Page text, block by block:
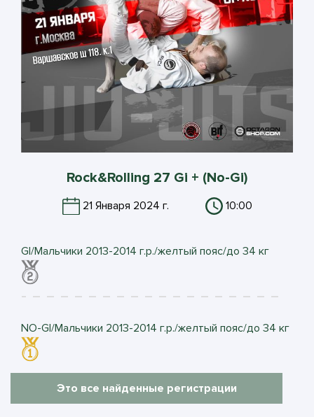
Rock&Rolling 27 Gi + (No-Gi)
21 Января 2024 г. 10:00
GI/Мальчики 2013-2014 г.р./желтый пояс/до 34 кг
NO-GI/Мальчики 2013-2014 г.р./желтый пояс/до 34 кг
Это все найденные регистрации